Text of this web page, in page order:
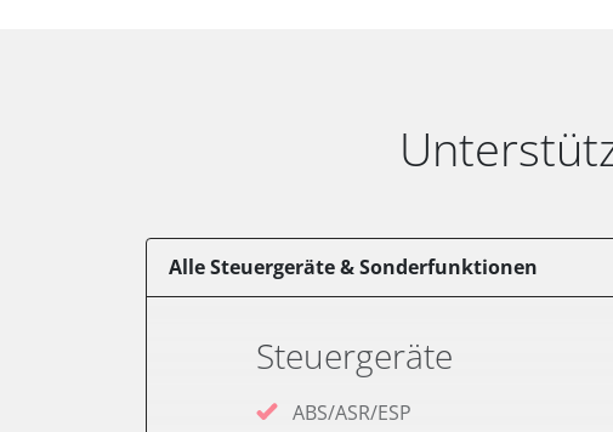
Alle Steuergeräte & Sonderfunktionen
Steuergeräte
ABS/ASR/ESP